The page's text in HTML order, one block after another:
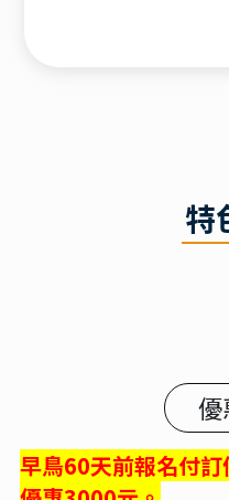
特
優
早鳥60天前報名付